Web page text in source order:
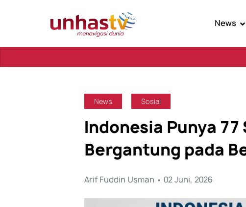
News
Sebuah
News Sosial
Indonesia Punya
Bergantung pada
Arif Fuddin Usman • 02 Juni, 2026